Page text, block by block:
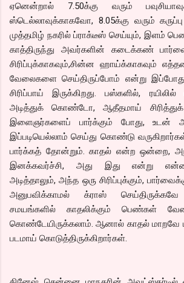
ஏனென்றால் 7.50க்கு வரும்
ஸ்டெல்லாவுக்காகவோ, 8.05க்கு வரும்
முத்தமிழ் நகரில் ப்ராக்டீஸ் செய்யும், இளம்
காத்திருந்து அவர்களின் கடைக்கண்
சிரிப்புக்காகவும்,சின்ன ஹாய்க்காகவும்
வேலைகளை செய்திருப்போம் என்று
சிரிப்பாய் இருக்கிறது. பஸ்களில், ரயிலில்
அடித்துக் கொண்டோ, ஆதீதமாய்
இளைஞர்களைப் பார்க்கும் போது, உடன்
இப்படியெல்லாம் செய்து கொண்டு
பார்க்கத் தோன்றும். காதல் என்ற ஒன்றை,
இனக்கவர்ச்சி, அது இது என்று
அடித்தாலும், அந்த ஒரு சிரிப்புக்கும்,
அனுபவிக்காமல் க்ராஸ்
சமயங்களில் காதலிக்கும் பெண்கள்
கொண்டேயிருக்கலாம். ஆனால் காதல் மாறவே
படமாய் கொடுத்திருக்கிறார்கள்.